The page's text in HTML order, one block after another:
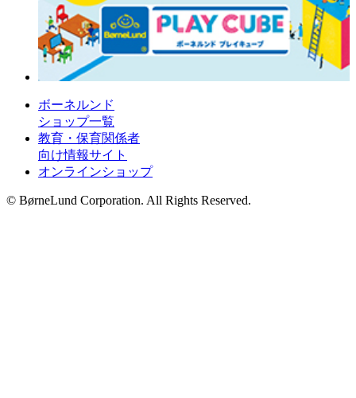
ボーネルンド
ショップ一覧
教育・保育関係者
向け情報サイト
オンラインショップ
© BørneLund Corporation. All Rights Reserved.